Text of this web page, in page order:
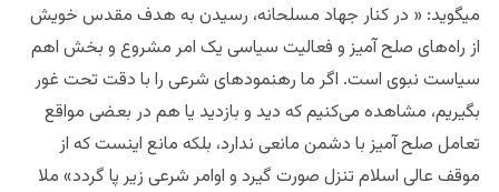
میگوید: « در کنار جهاد مسلحانه، رسیدن به هدف مقدس خویش
از راه‌های صلح آمیز و فعالیت سیاسی یک امر مشروع و بخش اهم
سیاست نبوی است. اگر ما رهنمودهای شرعی را با دقت تحت غور
بگیریم، مشاهده می‌کنیم که دید و بازدید یا هم در بعضی مواقع
تعامل صلح آمیز با دشمن مانعی ندارد، بلکه مانع اینست که از
موقف عالی اسلام تنزل صورت گیرد و اوامر شرعی زیر پا گردد» ملا